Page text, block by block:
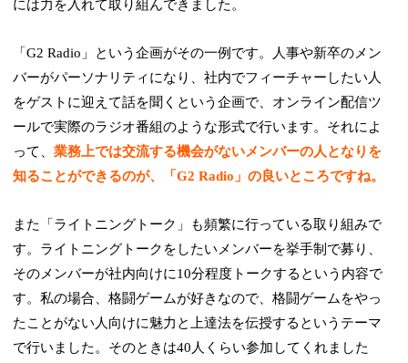
には力を入れて取り組んできました。
「G2 Radio」という企画がその一例です。人事や新卒のメン
バーがパーソナリティになり、社内でフィーチャーしたい人
をゲストに迎えて話を聞くという企画で、オンライン配信ツ
ールで実際のラジオ番組のような形式で行います。それによ
って、業務上では交流する機会がないメンバーの人となりを
知ることができるのが、「G2 Radio」の良いところですね。
また「ライトニングトーク」も頻繁に行っている取り組みで
す。ライトニングトークをしたいメンバーを挙手制で募り、
そのメンバーが社内向けに10分程度トークするという内容で
す。私の場合、格闘ゲームが好きなので、格闘ゲームをやっ
たことがない人向けに魅力と上達法を伝授するというテーマ
で行いました。そのときは40人くらい参加してくれました